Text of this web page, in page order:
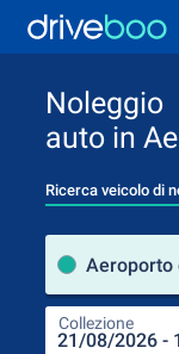
Noleggio
auto in
Ricerca veicolo di
Aeroporto
Collezione